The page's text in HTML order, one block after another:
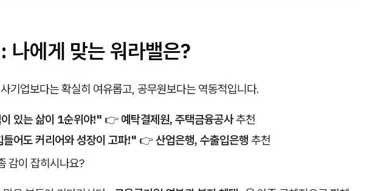
나에게 맞는 워라밸은?
기업보다는 확실히 여유롭고, 공무원보다는 역동적입니다.
있는 삶이 1순위야!" 👉 예탁결제원, 주택금융공사추천
어도 커리어와 성장이 고파!" 👉산업은행, 수출입은행 추천
감이 잡히시나요?